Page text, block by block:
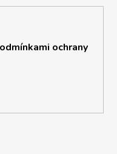
ochrany